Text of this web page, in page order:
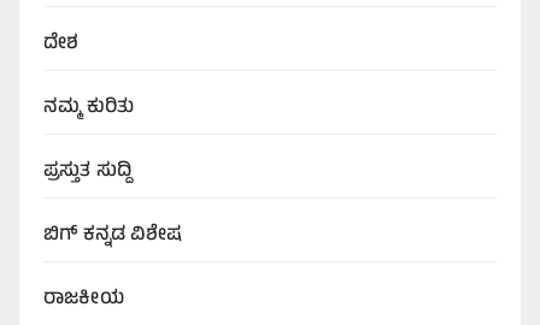
ದೇಶ
ನಮ್ಮ ಕುರಿತು
ಪ್ರಸ್ತುತ ಸುದ್ದಿ
ಬಿಗ್‌ ಕನ್ನಡ ವಿಶೇಷ
ರಾಜಕೀಯ